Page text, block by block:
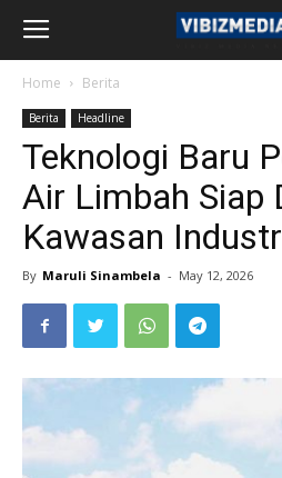
Home Berita
Berita Headline
Teknologi Baru
Air Limbah Siap
Kawasan
By Maruli Sinambela - May 12, 2026